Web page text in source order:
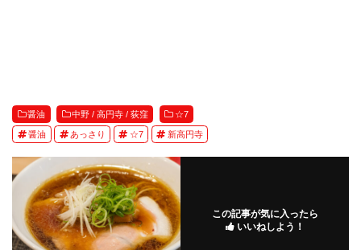
醤油 中野 / 高円寺 / 荻窪 ☆7
醤油 あっさり ☆7 新高円寺
この記事が気に入ったら
いいねしよう！